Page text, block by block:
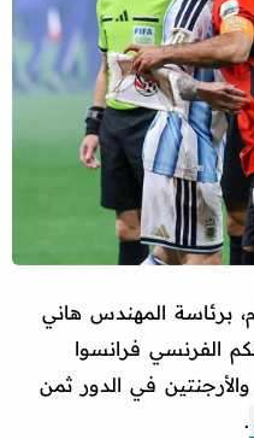
برئاسة المهندس هاني
الفرنسي فرانسوا
في الدور ثمن
.